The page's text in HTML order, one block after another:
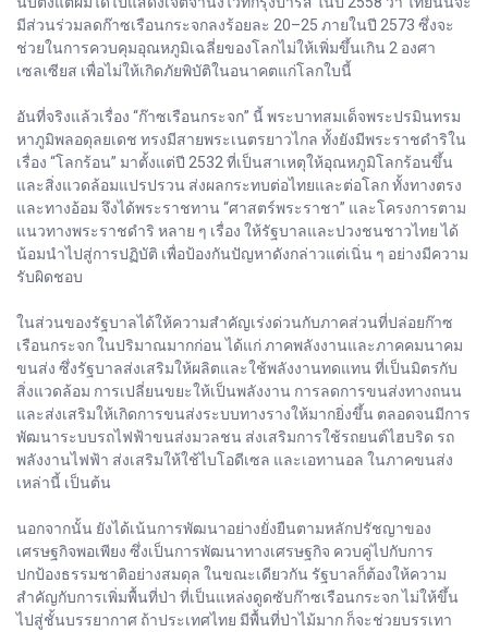
มีส่วนร่วมลดก๊าซเรือนกระจกลงร้อยละ 20–25 ภายในปี 2573 ซึ่งจะ
ช่วยในการควบคุมอุณหภูมิเฉลี่ยของโลกไม่ให้เพิ่มขึ้นเกิน 2 องศา
เซลเซียส เพื่อไม่ให้เกิดภัยพิบัติในอนาคตแก่โลกใบนี้
อันที่จริงแล้วเรื่อง “ก๊าซเรือนกระจก” นี้ พระบาทสมเด็จพระปรมินทรม
หาภูมิพลอดุลยเดช ทรงมีสายพระเนตรยาวไกล ทั้งยังมีพระราชดำริใน
เรื่อง “โลกร้อน” มาตั้งแต่ปี 2532 ที่เป็นสาเหตุให้อุณหภูมิโลกร้อนขึ้น
และสิ่งแวดล้อมแปรปรวน ส่งผลกระทบต่อไทยและต่อโลก ทั้งทางตรง
และทางอ้อม จึงได้พระราชทาน “ศาสตร์พระราชา” และโครงการตาม
แนวทางพระราชดำริ หลาย ๆ เรื่อง ให้รัฐบาลและปวงชนชาวไทย ได้
น้อมนำไปสู่การปฏิบัติ เพื่อป้องกันปัญหาดังกล่าวแต่เนิ่น ๆ อย่างมีความ
รับผิดชอบ
ในส่วนของรัฐบาลได้ให้ความสำคัญเร่งด่วนกับภาคส่วนที่ปล่อยก๊าซ
เรือนกระจก ในปริมาณมากก่อน ได้แก่ ภาคพลังงานและภาคคมนาคม
ขนส่ง ซึ่งรัฐบาลส่งเสริมให้ผลิตและใช้พลังงานทดแทน ที่เป็นมิตรกับ
สิ่งแวดล้อม การเปลี่ยนขยะให้เป็นพลังงาน การลดการขนส่งทางถนน
และส่งเสริมให้เกิดการขนส่งระบบทางรางให้มากยิ่งขึ้น ตลอดจนมีการ
พัฒนาระบบรถไฟฟ้าขนส่งมวลชน ส่งเสริมการใช้รถยนต์ไฮบริด รถ
พลังงานไฟฟ้า ส่งเสริมให้ใช้ไบโอดีเซล และเอทานอล ในภาคขนส่ง
เหล่านี้ เป็นต้น
นอกจากนั้น ยังได้เน้นการพัฒนาอย่างยั่งยืนตามหลักปรัชญาของ
เศรษฐกิจพอเพียง ซึ่งเป็นการพัฒนาทางเศรษฐกิจ ควบคู่ไปกับการ
ปกป้องธรรมชาติอย่างสมดุล ในขณะเดียวกัน รัฐบาลก็ต้องให้ความ
สำคัญกับการเพิ่มพื้นที่ป่า ที่เป็นแหล่งดูดซับก๊าซเรือนกระจก ไม่ให้ขึ้น
ไปสู่ชั้นบรรยากาศ ถ้าประเทศไทย มีพื้นที่ป่าไม้มาก ก็จะช่วยบรรเทา